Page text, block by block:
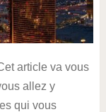
article va vous
allez y
qui vous